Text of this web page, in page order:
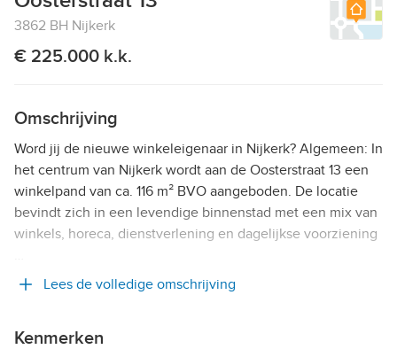
3862 BH Nijkerk
€ 225.000 k.k.
Omschrijving
Word jij de nieuwe winkeleigenaar in Nijkerk? Algemeen: In
het centrum van Nijkerk wordt aan de Oosterstraat 13 een
winkelpand van ca. 116 m² BVO aangeboden. De locatie
bevindt zich in een levendige binnenstad met een mix van
winkels, horeca, dienstverlening en dagelijkse voorziening
Lees de volledige omschrijving
Kenmerken